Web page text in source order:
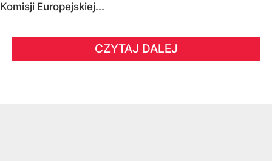
Komisji Europejskiej...
CZYTAJ DALEJ